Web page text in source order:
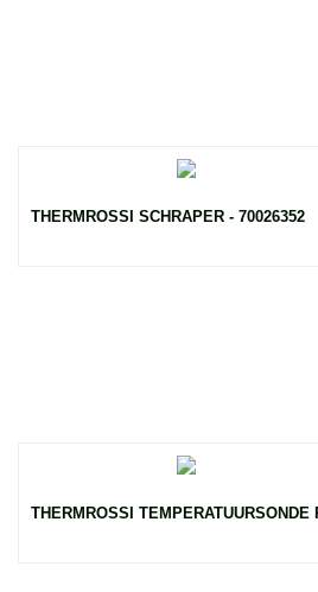
THERMROSSI SCHRAPER - 70026352
THERMROSSI TEMPERATUURSONDE